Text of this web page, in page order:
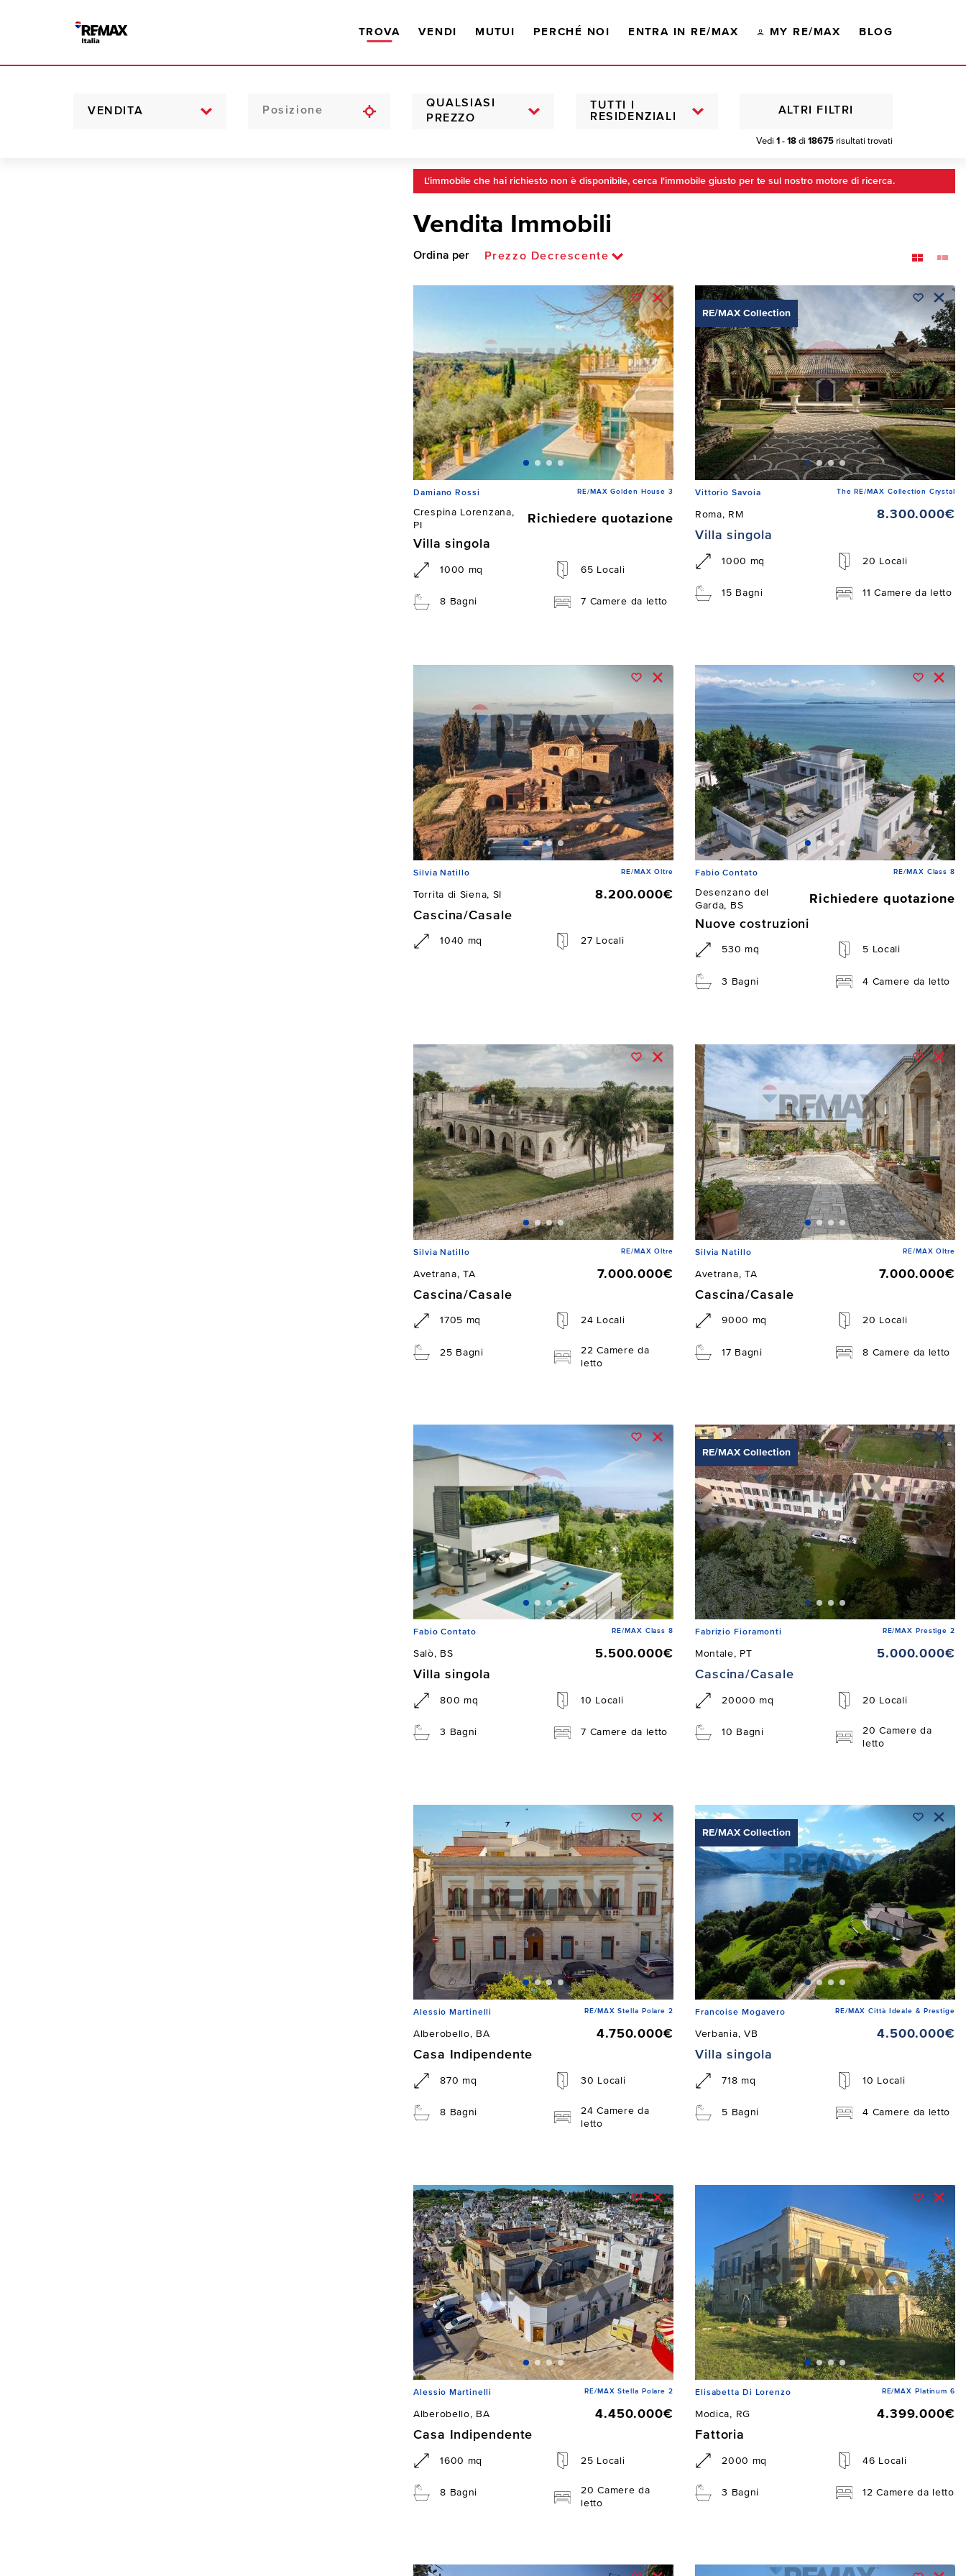
TROVA VENDI MUTUI PERCHÉ NOI ENTRA IN RE/MAX MY RE/MAX BLOG
VENDITA
QUALSIASI
PREZZO
TUTTI I
RESIDENZIALI
Vedi 1 - 18 di 18675 risultati trovati
ALTRI FILTRI
L'immobile che hai richiesto non è disponibile, cerca l'immobile giusto per te sul nostro motore di ricerca.
Vendita Immobili
Ordina per Prezzo Decrescente
Damiano Rossi RE/MAX Golden House 3
Crespina Lorenzana,
PI
Richiedere quotazione
Villa singola
1000 mq 65 Locali
8 Bagni 7 Camere da letto
RE/MAX Collection
Vittorio Savoia The RE/MAX Collection Crystal
Roma, RM
8.300.000€
Villa singola
1000 mq 20 Locali
15 Bagni 11 Camere da letto
Silvia Natillo RE/MAX Oltre
Torrita di Siena, SI
8.200.000€
Cascina/Casale
1040 mq 27 Locali
Fabio Contato RE/MAX Class 8
Desenzano del
Garda, BS
Richiedere quotazione
Nuove costruzioni
530 mq 5 Locali
3 Bagni 4 Camere da letto
Silvia Natillo RE/MAX Oltre
Avetrana, TA
7.000.000€
Cascina/Casale
1705 mq 24 Locali
25 Bagni
22 Camere da
letto
Silvia Natillo RE/MAX Oltre
Avetrana, TA
7.000.000€
Cascina/Casale
9000 mq 20 Locali
17 Bagni 8 Camere da letto
Fabio Contato RE/MAX Class 8
Salò, BS
5.500.000€
Villa singola
800 mq 10 Locali
3 Bagni 7 Camere da letto
RE/MAX Collection
Fabrizio Fioramonti RE/MAX Prestige 2
Montale, PT
5.000.000€
Cascina/Casale
20000 mq 20 Locali
10 Bagni
20 Camere da
letto
Alessio Martinelli RE/MAX Stella Polare 2
Alberobello, BA
4.750.000€
Casa Indipendente
870 mq 30 Locali
8 Bagni
24 Camere da
letto
RE/MAX Collection
Francoise Mogavero RE/MAX Città Ideale & Prestige
Verbania, VB
4.500.000€
Villa singola
718 mq 10 Locali
5 Bagni 4 Camere da letto
Alessio Martinelli RE/MAX Stella Polare 2
Alberobello, BA
4.450.000€
Casa Indipendente
1600 mq 25 Locali
8 Bagni
20 Camere da
letto
Elisabetta Di Lorenzo RE/MAX Platinum 6
Modica, RG
4.399.000€
Fattoria
2000 mq 46 Locali
3 Bagni 12 Camere da letto